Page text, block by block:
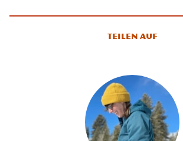
Teilen auf